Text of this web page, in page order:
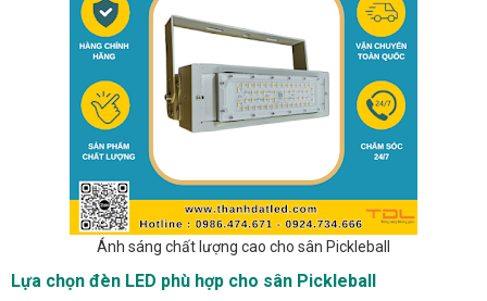
Ánh sáng chất lượng cao cho sân Pickleball
Lựa chọn đèn LED phù hợp cho sân Pickleball